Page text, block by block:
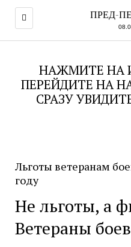
ПРЕД-
НАЖМИТЕ НА
ПЕРЕЙДИТЕ НА
СРАЗУ
Льготы ветеранам
году
Не льготы, а
Ветераны